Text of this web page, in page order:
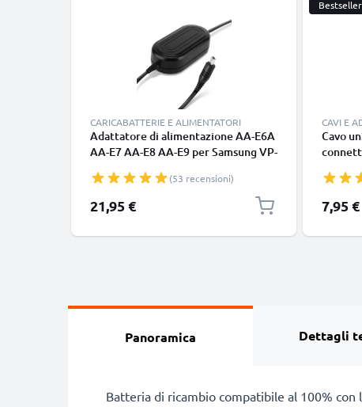
CARICABATTERIE E ALIMENTATORI
Adattatore di alimentazione AA-E6A
AA-E7 AA-E8 AA-E9 per Samsung VP-
-D361 -D351 -D20 -D101 SC-MX20 -
L906 -DX103 -D353 VP-DC171 -
DC161 VP-DX100 batteria finta
(53 recensioni)
21,95 €
Bestseller
CAVI E
Cavo
nero
7,95 €
Panoramica Dettagli
Batteria di ricambio compatibile al 100%